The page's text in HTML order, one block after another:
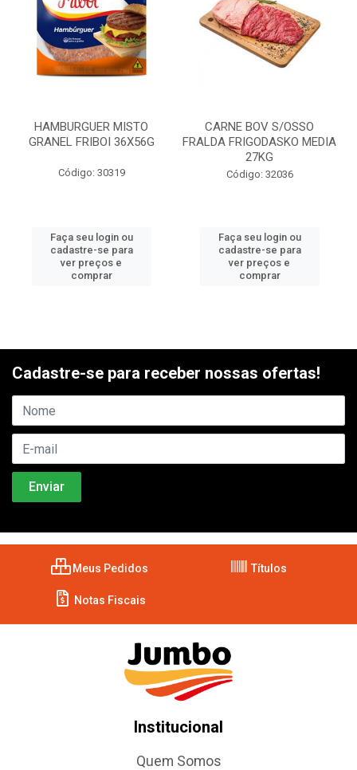
HAMBURGUER MISTO
GRANEL FRIBOI 36X56G
Código: 30319
Faça seu login ou
cadastre-se para
ver preços e
comprar
CARNE BOV S/OSSO
FRALDA FRIGODASKO MEDIA
27KG
Código: 32036
Faça seu login ou
cadastre-se para
ver preços e
comprar
Cadastre-se para receber nossas ofertas!
Meus Pedidos Títulos
Notas Fiscais
Institucional
Quem Somos